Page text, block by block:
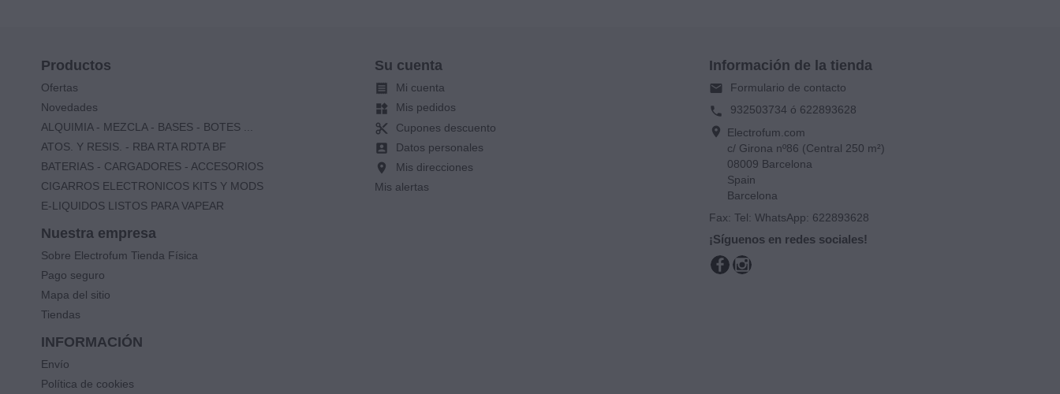
Productos
Ofertas
Novedades
ALQUIMIA - MEZCLA - BASES - BOTES ...
ATOS. Y RESIS. - RBA RTA RDTA BF
BATERIAS - CARGADORES - ACCESORIOS
CIGARROS ELECTRONICOS KITS Y MODS
E-LIQUIDOS LISTOS PARA VAPEAR
Nuestra empresa
Sobre Electrofum Tienda Física
Pago seguro
Mapa del sitio
Tiendas
INFORMACIÓN
Envío
Política de cookies
Su cuenta
 Mi cuenta
widgets Mis pedidos
content_cut Cupones descuento
account_box Datos personales
location_on
Mis direcciones
Mis alertas
Información de la tienda
email Formulario de contacto
phone 932503734 ó 622893628
location_on
Electrofum.com
c/ Girona nº86 (Central 250 m²)
08009 Barcelona
Spain
Barcelona
Fax: Tel: WhatsApp: 622893628
¡Síguenos en redes sociales!
FacebookInstagram